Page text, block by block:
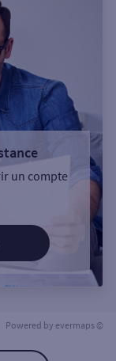
un compte
Powered by evermaps ©